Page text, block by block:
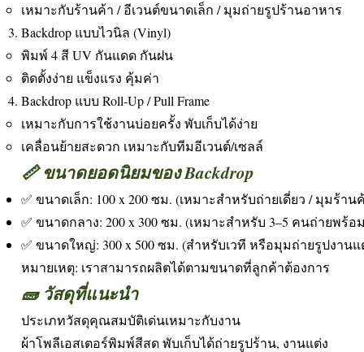
เหมาะกับร้านค้า / อีเวนต์ขนาดเล็ก / มุมถ่ายรูปร้านอาหาร
Backdrop แบบไวนิล (Vinyl)
พิมพ์ 4 สี UV กันแดด กันฝน
ติดตั้งง่าย แข็งแรง คุ้มค่า
Backdrop แบบ Roll-Up / Pull Frame
เหมาะกับการใช้งานบ่อยครั้ง พับเก็บได้ง่าย
เคลื่อนย้ายสะดวก เหมาะกับทีมอีเวนต์/เซลล์
📏 ขนาดยอดนิยมของ Backdrop
✅ ขนาดเล็ก: 100 x 200 ซม. (เหมาะสำหรับถ่ายเดี่ยว / มุมร้าน
✅ ขนาดกลาง: 200 x 300 ซม. (เหมาะสำหรับ 3–5 คนถ่ายพร้อ
✅ ขนาดใหญ่: 300 x 500 ซม. (สำหรับเวที หรือมุมถ่ายรูปงานแ
หมายเหตุ: เราสามารถผลิตได้ตามขนาดที่ลูกค้าต้องการ
🧱 วัสดุที่แนะนำ
ประเภทวัสดุคุณสมบัติเด่นเหมาะกับงาน
ผ้าโพลีเอสเตอร์พิมพ์สีสด พับเก็บได้ถ่ายรูปร้าน, งานแต่ง